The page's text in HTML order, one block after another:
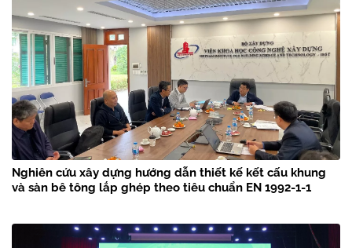
Nghiên cứu xây dựng hướng dẫn thiết kế kết cấu khung
và sàn bê tông lắp ghép theo tiêu chuẩn EN 1992-1-1